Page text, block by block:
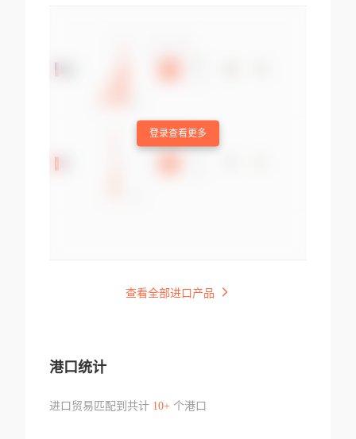
登录查看更多
查看全部进口产品
港口统计
进口贸易匹配到共计 10+个港口